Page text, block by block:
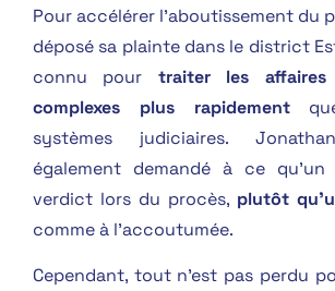
Pour accélérer l’aboutissement du
déposé sa plainte dans le district
connu pour traiter les affaires
complexes plus rapidement
systèmes judiciaires.
également demandé à ce qu’un
verdict lors du procès, plutôt
comme à l’accoutumée.
Cependant, tout n’est pas perdu